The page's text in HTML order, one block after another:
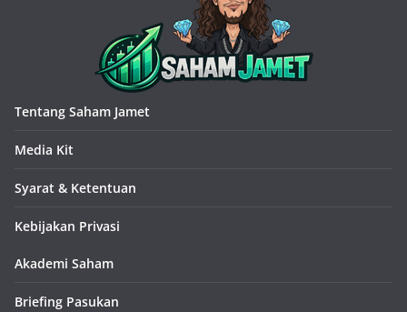
Tentang Saham Jamet
Media Kit
Syarat & Ketentuan
Kebijakan Privasi
Akademi Saham
Briefing Pasukan